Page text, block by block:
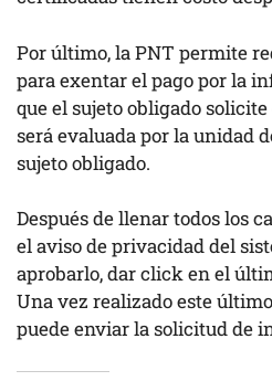
Por último, la PNT permite
para exentar el pago por la
que el sujeto obligado
será evaluada por la unidad
sujeto obligado.
Después de llenar todos los
el aviso de privacidad del
aprobarlo, dar click en el
Una vez realizado este
puede enviar la solicitud de